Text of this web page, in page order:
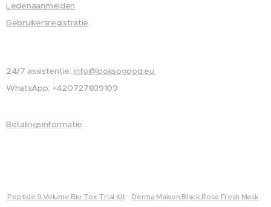
is
Ledenaanmelden
Gebruikersregistratie
24/7 assistentie:info@looksogood.eu
WhatsApp: +420727839109
Betalingsinformatie
Peptide 9 Volume Bio Tox Trial Kit
Derma Maison Black Rose Fresh Mask